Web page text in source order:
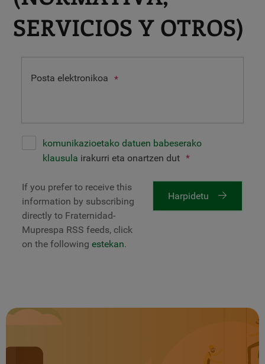
SERVICIOS Y OTROS)
Posta elektronikoa *
komunikazioetako datuen babeserako
klausula irakurri eta onartzen dut *
If you prefer to receive this
information by subscribing
directly to Fraternidad-
Muprespa RSS feeds, click
on the followingestekan.
Harpidetu